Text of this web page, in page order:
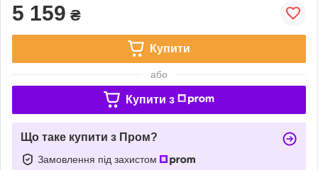
5 159 ₴
Купити
або
Купити з
Що таке купити з Пром?
Замовлення під захистом